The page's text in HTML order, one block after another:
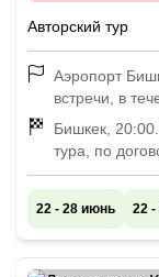
Авторский тур
Аэропорт
встречи, в
Бишкек,
тура, по
22 - 28 июнь 22